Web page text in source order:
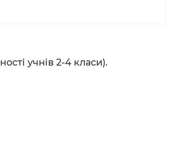
учнів 2-4 класи).